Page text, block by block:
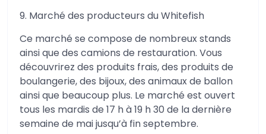
9. Marché des producteurs du Whitefish
Ce marché se compose de nombreux stands
ainsi que des camions de restauration. Vous
découvrirez des produits frais, des produits de
boulangerie, des bijoux, des animaux de ballon
ainsi que beaucoup plus. Le marché est ouvert
tous les mardis de 17 h à 19 h 30 de la dernière
semaine de mai jusqu’à fin septembre.